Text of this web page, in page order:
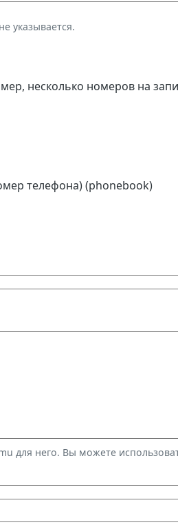
указывается.
несколько номеров на
телефона) (phonebook)
для него. Вы можете